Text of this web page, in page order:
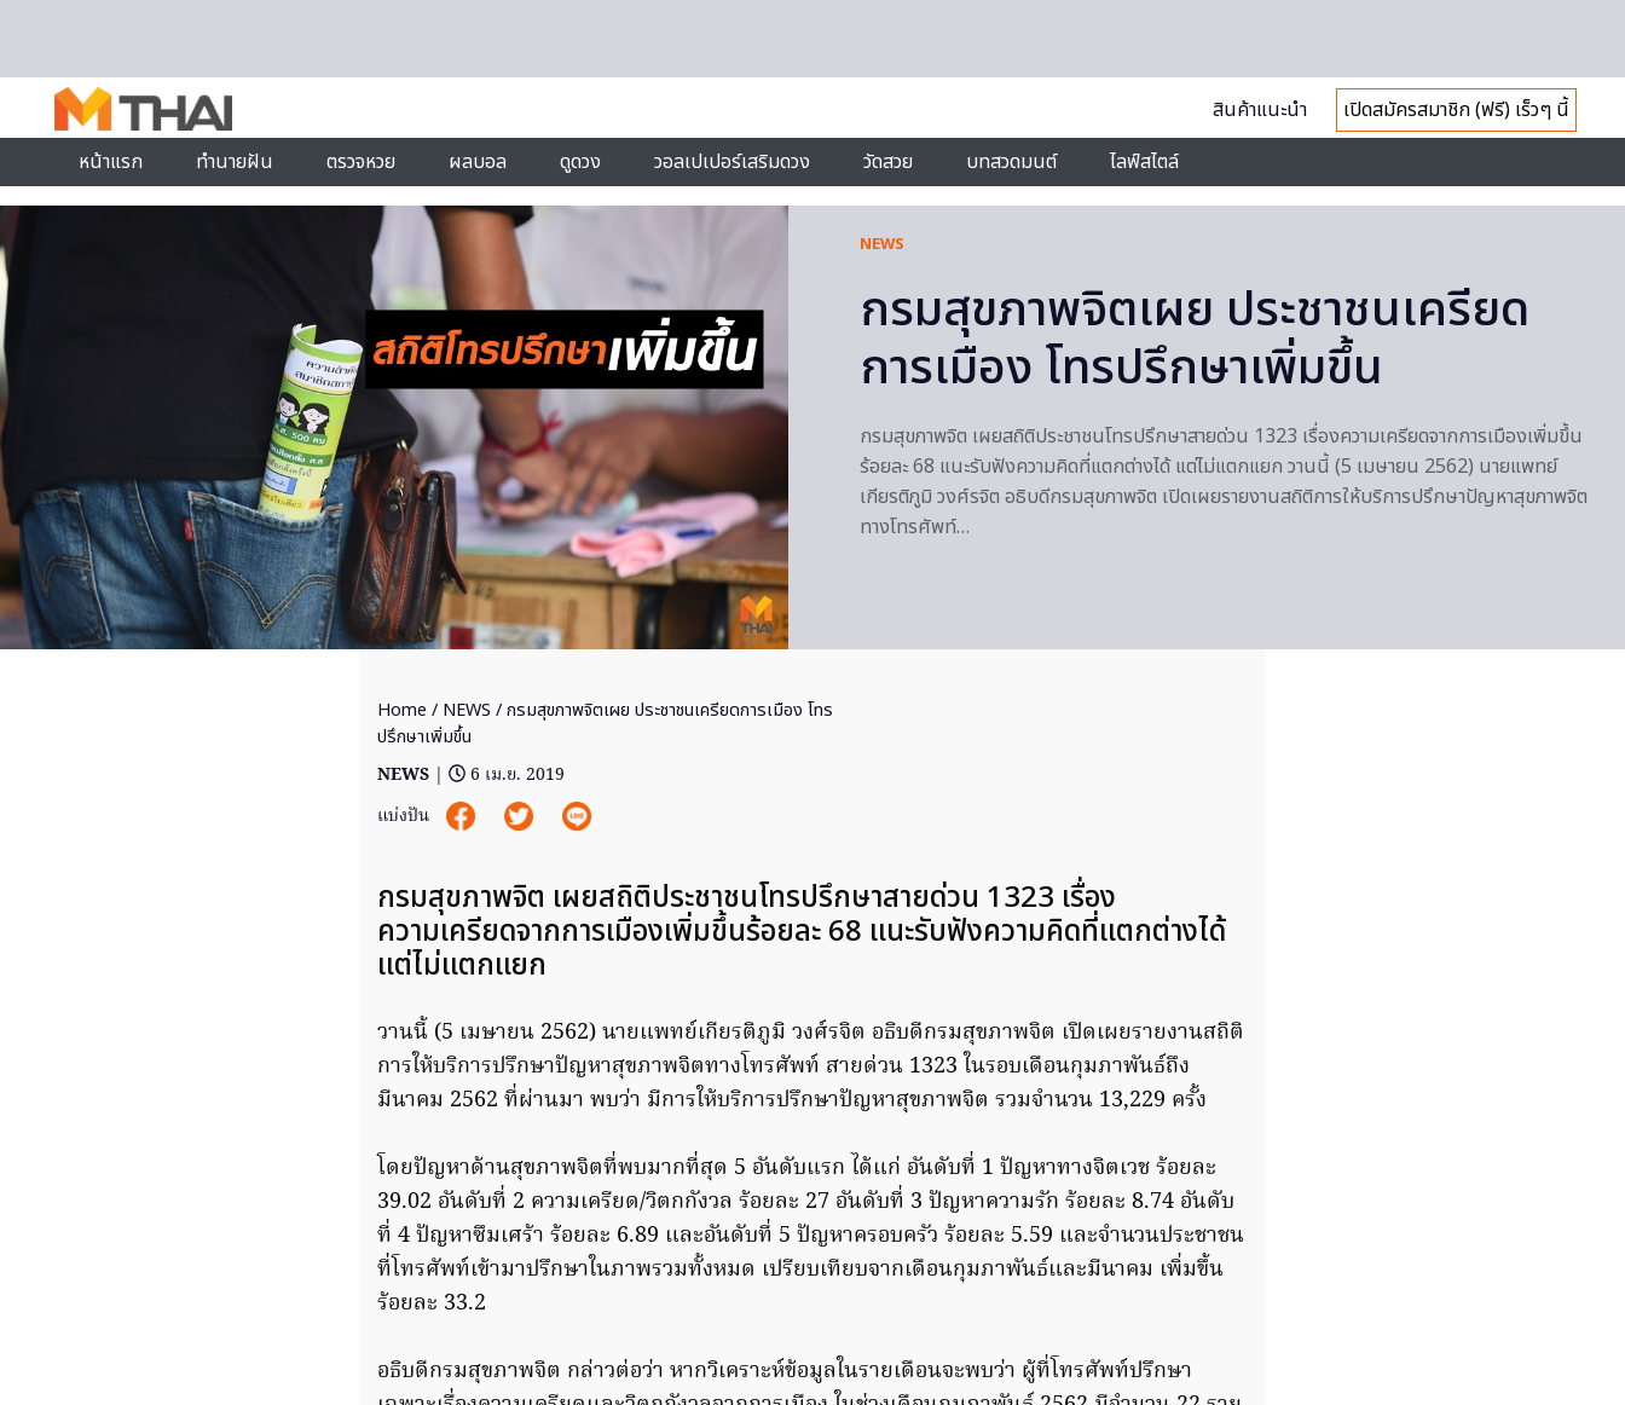
สินค้าแนะนำ
เปิดสมัครสมาชิก (ฟรี) เร็วๆ นี้
หน้าแรก
ทำนายฝัน ตรวจหวย ผลบอล ดูดวง วอลเปเปอร์เสริมดวง วัดสวย บทสวดมนต์ ไลฟ์สไตล์
NEWS
กรมสุขภาพจิตเผย ประชาชนเครียด
การเมือง โทรปรึกษาเพิ่มขึ้น
กรมสุขภาพจิต เผยสถิติประชาชนโทรปรึกษาสายด่วน 1323 เรื่องความเครียดจากการเมืองเพิ่มขึ้น
ร้อยละ 68 แนะรับฟังความคิดที่แตกต่างได้ แต่ไม่แตกแยก วานนี้ (5 เมษายน 2562) นายแพทย์
เกียรติภูมิ วงศ์รจิต อธิบดีกรมสุขภาพจิต เปิดเผยรายงานสถิติการให้บริการปรึกษาปัญหาสุขภาพจิต
ทางโทรศัพท์…
Home / NEWS / กรมสุขภาพจิตเผย ประชาชนเครียดการเมือง โทร
ปรึกษาเพิ่มขึ้น
NEWS |
6 เม.ย. 2019
แบ่งปัน
กรมสุขภาพจิต เผยสถิติประชาชนโทรปรึกษาสายด่วน 1323 เรื่อง
ความเครียดจากการเมืองเพิ่มขึ้นร้อยละ 68 แนะรับฟังความคิดที่แตกต่างได้
แต่ไม่แตกแยก
วานนี้ (5 เมษายน 2562) นายแพทย์เกียรติภูมิ วงศ์รจิต อธิบดีกรมสุขภาพจิต เปิดเผยรายงานสถิติ
การให้บริการปรึกษาปัญหาสุขภาพจิตทางโทรศัพท์ สายด่วน 1323 ในรอบเดือนกุมภาพันธ์ถึง
มีนาคม 2562 ที่ผ่านมา พบว่า มีการให้บริการปรึกษาปัญหาสุขภาพจิต รวมจำนวน 13,229 ครั้ง
โดยปัญหาด้านสุขภาพจิตที่พบมากที่สุด 5 อันดับแรก ได้แก่ อันดับที่ 1 ปัญหาทางจิตเวช ร้อยละ
39.02 อันดับที่ 2 ความเครียด/วิตกกังวล ร้อยละ 27 อันดับที่ 3 ปัญหาความรัก ร้อยละ 8.74 อันดับ
ที่ 4 ปัญหาซึมเศร้า ร้อยละ 6.89 และอันดับที่ 5 ปัญหาครอบครัว ร้อยละ 5.59 และจำนวนประชาชน
ที่โทรศัพท์เข้ามาปรึกษาในภาพรวมทั้งหมด เปรียบเทียบจากเดือนกุมภาพันธ์และมีนาคม เพิ่มขึ้น
ร้อยละ 33.2
อธิบดีกรมสุขภาพจิต กล่าวต่อว่า หากวิเคราะห์ข้อมูลในรายเดือนจะพบว่า ผู้ที่โทรศัพท์ปรึกษา